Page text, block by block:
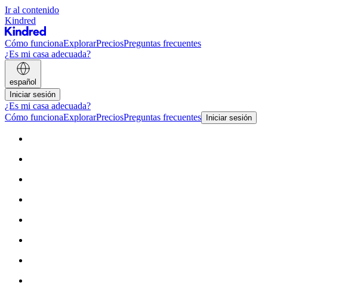
Ir al contenido
Kindred
Cómo funcionaExplorarPreciosPreguntas frecuentes
¿Es mi casa adecuada?
español
Iniciar sesión
¿Es mi casa adecuada?
Cómo funcionaExplorarPreciosPreguntas frecuentes Iniciar sesión